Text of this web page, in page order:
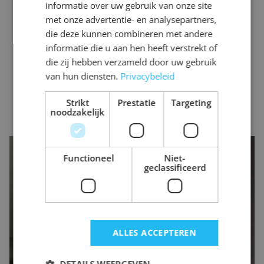
Lichte tegel voegen
Lichte voegen geven tegels een frisse, moderne en ruimtelijke
uitstraling. Toch hebben ze nadelen, namelijk dat lichte voegen
heel snel verkleuren. Door vuil, vocht en dagelijks gebruik
kunnen ze al binnen korte tijd grauw of geel worden. Dit maakt
het onderhoud intensiever, wat vooral voor ouderen onhandig
informatie over uw gebruik van onze site
met onze advertentie- en analysepartners,
die deze kunnen combineren met andere
informatie die u aan hen heeft verstrekt of
die zij hebben verzameld door uw gebruik
van hun diensten. Privacybeleid
Strikt
noodzakelijk
Prestatie Targeting
Functioneel
Niet-
geclassificeerd
ALLES ACCEPTEREN